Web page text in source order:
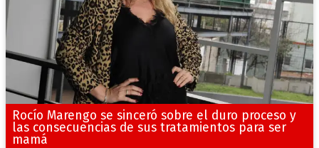
Rocío Marengo se sinceró sobre el duro proceso y
las consecuencias de sus tratamientos para ser
mamá